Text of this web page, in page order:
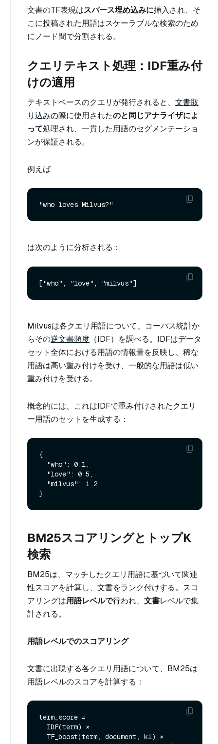
文書のTF表現はスパース埋め込みに挿入され、そ
こに投稿された用語はスケーラブルな検索のため
にノード間で分割される。
クエリテキスト処理：IDF重み付
けの適用
テキストベースのクエリが発行されると、 文書取
り込みの際に使用されたのと同じアナライザによ
って処理され、一貫した用語のセグメンテーショ
ンが保証される。
例えば
は次のように分析される：
Milvusは各クエリ用語について、コーパス統計か
らその逆文書頻度 （IDF）を調べる。IDFはデータ
セット全体における用語の情報量を反映し、稀な
用語は高い重み付けを受け、一般的な用語は低い
重み付けを受ける。
概念的には、これはIDFで重み付けされたクエリ
ー用語のセットを生成する：
{
BM25スコアリングとトップK
検索
BM25は、マッチしたクエリ用語に基づいて関連
性スコアを計算し、文書をランク付けする。スコ
アリングは用語レベルで行われ、 文書レベルで集
計される。
用語レベルでのスコアリング
文書に出現する各クエリ用語について、BM25は
用語レベルのスコアを計算する：
term_score =